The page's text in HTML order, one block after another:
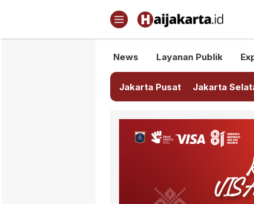
Haijakarta.id
Semua Tentang Jakarta
News Layanan Publik
Jakarta Pusat Jakarta